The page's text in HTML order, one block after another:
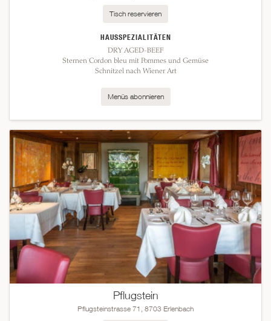
HAUSSPEZIALITÄTEN
DRY AGED-BEEF
Sternen Cordon bleu mit Pommes und Gemüse
Schnitzel nach Wiener Art
Menüs abonnieren
Tisch reservieren
Pflugstein
Pflugsteinstrasse 71, 8703 Erlenbach